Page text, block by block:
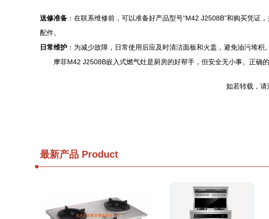
送修准备 ：在联系维修前，可以准备好产品型号“M42 J2508B”和购买凭
配件。
日常维护 ：为减少故障，日常使用后应及时清洁面板和火盖，避免油污堆
摩菲M42 J2508B嵌入式燃气灶是厨房的好帮手，但安全无小事。正确
如若转载，
最新产品 Product